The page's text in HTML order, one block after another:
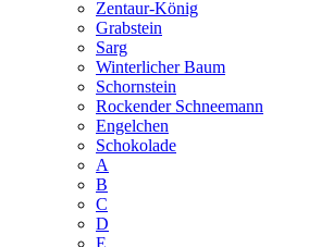
Zentaur-König
Grabstein
Sarg
Winterlicher Baum
Schornstein
Rockender Schneemann
Engelchen
Schokolade
A
B
C
D